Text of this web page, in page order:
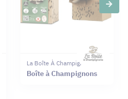
La Boîte À Champignons
Boîte à Champignons
Slide